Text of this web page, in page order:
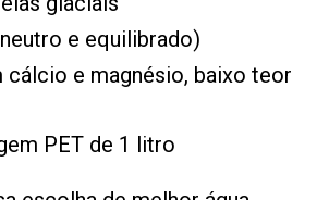
e equilibrado)
cálcio e magnésio, baixo teor
PET de 1 litro